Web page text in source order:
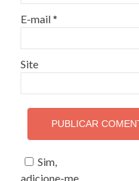
E-mail*
Site
Sim,
adicione-me